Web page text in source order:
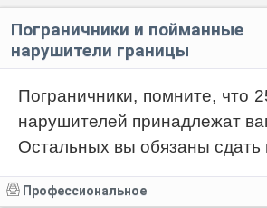
Пограничники и пойманные
нарушители границы
Пограничники, помните, что
нарушителей принадлежат
Остальных вы обязаны сдать
Профессиональное